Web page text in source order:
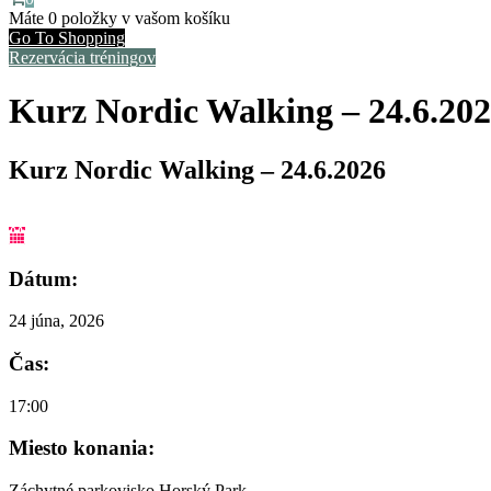
Máte 0 položky v vašom košíku
Go To Shopping
Rezervácia tréningov
Kurz Nordic Walking –
Kurz Nordic Walking – 24.6.2026
Dátum:
24 júna, 2026
Čas:
17:00
Miesto konania: